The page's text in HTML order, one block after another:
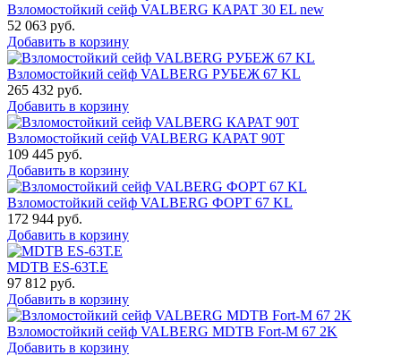
Взломостойкий сейф VALBERG КАРАТ 30 EL new
52 063 руб.
Добавить в корзину
Взломостойкий сейф VALBERG РУБЕЖ 67 KL
265 432 руб.
Добавить в корзину
Взломостойкий сейф VALBERG КАРАТ 90T
109 445 руб.
Добавить в корзину
Взломостойкий сейф VALBERG ФОРТ 67 KL
172 944 руб.
Добавить в корзину
MDTB ES-63Т.Е
97 812 руб.
Добавить в корзину
Взломостойкий сейф VALBERG MDTB Fort-M 67 2K
Добавить в корзину